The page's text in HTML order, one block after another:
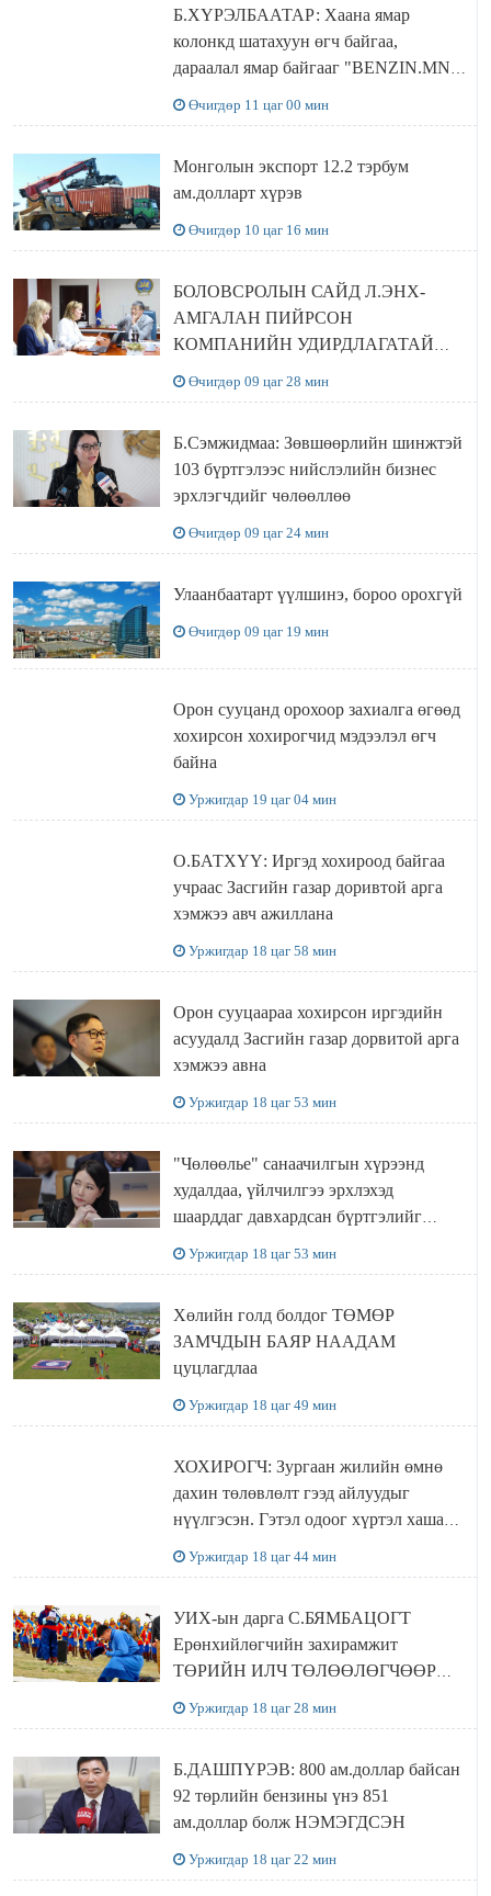
Б.ХҮРЭЛБААТАР: Хаана ямар
колонкд шатахуун өгч байгаа,
дараалал ямар байгааг "BENZIN.MN”
Өчигдөр 11 цаг 00 мин
Монголын экспорт 12.2 тэрбум
ам.долларт хүрэв
Өчигдөр 10 цаг 16 мин
БОЛОВСРОЛЫН САЙД Л.ЭНХ-
АМГАЛАН ПИЙРСОН
КОМПАНИЙН УДИРДЛАГАТАЙ
Өчигдөр 09 цаг 28 мин
Б.Сэмжидмаа: Зөвшөөрлийн шинжтэй
103 бүртгэлээс нийслэлийн бизнес
эрхлэгчдийг чөлөөллөө
Өчигдөр 09 цаг 24 мин
Улаанбаатарт үүлшинэ, бороо орохгүй
Өчигдөр 09 цаг 19 мин
Орон сууцанд орохоор захиалга өгөөд
хохирсон хохирогчид мэдээлэл өгч
байна
Уржигдар 19 цаг 04 мин
О.БАТХҮҮ: Иргэд хохироод байгаа
учраас Засгийн газар доривтой арга
хэмжээ авч ажиллана
Уржигдар 18 цаг 58 мин
Орон сууцаараа хохирсон иргэдийн
асуудалд Засгийн газар дорвитой арга
хэмжээ авна
Уржигдар 18 цаг 53 мин
"Чөлөөлье" санаачилгын хүрээнд
худалдаа, үйлчилгээ эрхлэхэд
шаарддаг давхардсан бүртгэлийг
Уржигдар 18 цаг 53 мин
Хөлийн голд болдог ТӨМӨР
ЗАМЧДЫН БАЯР НААДАМ
цуцлагдлаа
Уржигдар 18 цаг 49 мин
ХОХИРОГЧ: Зургаан жилийн өмнө
дахин төлөвлөлт гээд айлуудыг
нүүлгэсэн. Гэтэл одоог хүртэл хашаа
Уржигдар 18 цаг 44 мин
УИХ-ын дарга С.БЯМБАЦОГТ
Ерөнхийлөгчийн захирамжит
ТӨРИЙН ИЛЧ ТӨЛӨӨЛӨГЧӨӨР
Уржигдар 18 цаг 28 мин
Б.ДАШПҮРЭВ: 800 ам.доллар байсан
92 төрлийн бензины үнэ 851
ам.доллар болж НЭМЭГДСЭН
Уржигдар 18 цаг 22 мин